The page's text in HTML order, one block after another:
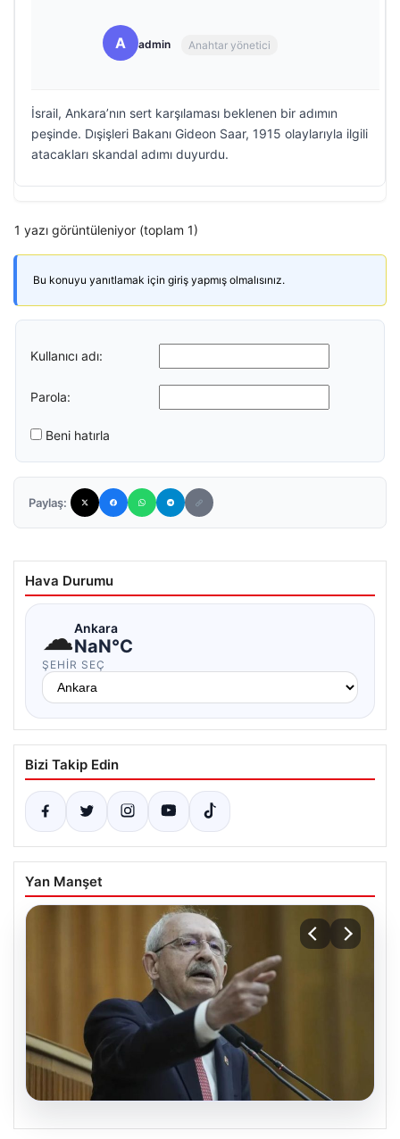
A admin Anahtar yönetici
İsrail, Ankara’nın sert karşılaması beklenen bir adımın
peşinde. Dışişleri Bakanı Gideon Saar, 1915 olaylarıyla ilgili
atacakları skandal adımı duyurdu.
1 yazı görüntüleniyor (toplam 1)
Bu konuyu yanıtlamak için giriş yapmış olmalısınız.
Kullanıcı adı:
Parola:
Beni hatırla
Paylaş:
Hava Durumu
☁Ankara
NaN°C
ŞEHIR SEÇ
Bizi Takip Edin
Yan Manşet
05.08.2026